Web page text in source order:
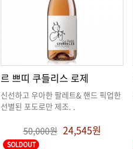
르 쁘띠 쿠들리스 로제
선별된 포도로만 제조. .
50,000원 24,545원